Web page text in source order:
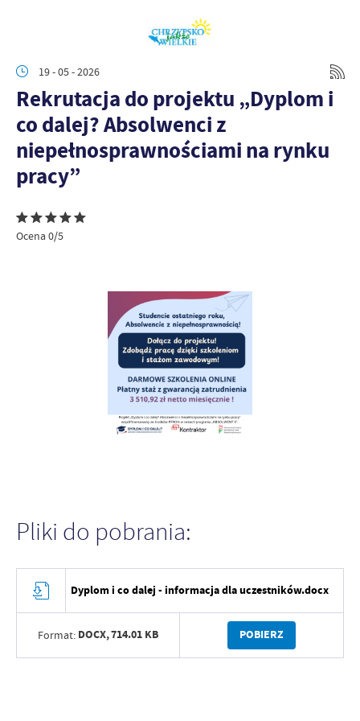
19 - 05 - 2026
Rekrutacja do projektu „Dyplom i
co dalej? Absolwenci z
niepełnosprawnościami na rynku
pracy”
Ocena 0/5
Pliki do pobrania:
Dyplom i co dalej - informacja dla uczestników.docx
Format: DOCX,714.01 KB POBIERZ